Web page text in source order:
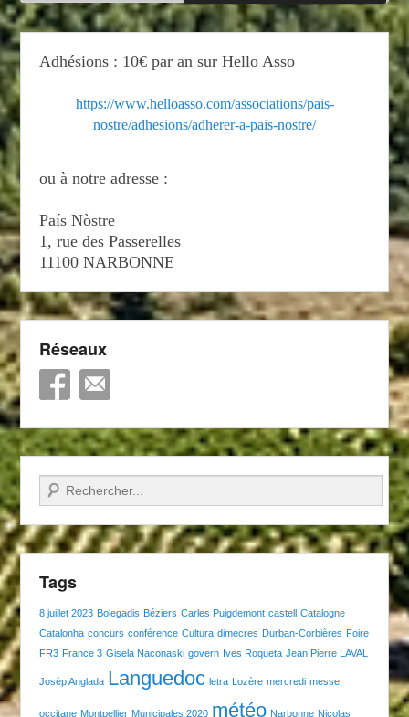
Adhésions : 10€ par an sur Hello Asso
https://www.helloasso.com/associations/pais-
nostre/adhesions/adherer-a-pais-nostre/
ou à notre adresse :
País Nòstre
1, rue des Passerelles
11100 NARBONNE
Réseaux
Recherche
Tags
8 juillet 2023 Bolegadis Béziers Carles Puigdemont castell Catalogne
Catalonha concurs conférence Cultura dimecres Durban-Corbières Foire
FR3 France 3 Gisela Naconaski govern Ives Roqueta Jean Pierre LAVAL
Josèp Anglada Languedoc letra Lozère mercredi messe
occitane Montpellier Municipales 2020 météo Narbonne Nicolas